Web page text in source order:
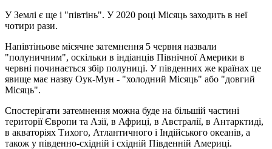
У Землі є ще і "півтінь". У 2020 році Місяць заходить в неї
чотири рази.
Напівтіньове місячне затемнення 5 червня назвали
"полуничним", оскільки в індіанців Північної Америки в
червні починається збір полуниці. У південних же країнах це
явище має назву Оук-Мун - "холодний Місяць" або "довгий
Місяць".
Спостерігати затемнення можна буде на більшій частині
території Європи та Азії, в Африці, в Австралії, в Антарктиді,
в акваторіях Тихого, Атлантичного і Індійського океанів, а
також у південно-східній і східній Південній Америці.